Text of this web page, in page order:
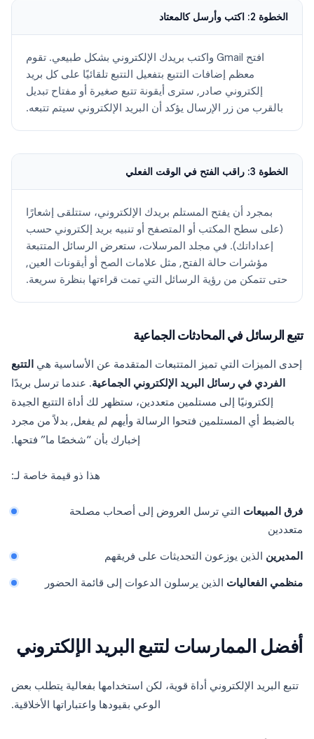
الخطوة 2: اكتب وأرسل كالمعتاد
افتح Gmail واكتب بريدك الإلكتروني بشكل طبيعي. تقوم
معظم إضافات التتبع بتفعيل التتبع تلقائيًا على كل بريد
إلكتروني صادر, سترى أيقونة تتبع صغيرة أو مفتاح تبديل
بالقرب من زر الإرسال يؤكد أن البريد الإلكتروني سيتم تتبعه.
الخطوة 3: راقب الفتح في الوقت الفعلي
بمجرد أن يفتح المستلم بريدك الإلكتروني، ستتلقى إشعارًا
(على سطح المكتب أو المتصفح أو تنبيه بريد إلكتروني حسب
إعداداتك). في مجلد المرسلات، ستعرض الرسائل المتتبعة
مؤشرات حالة الفتح, مثل علامات الصح أو أيقونات العين,
حتى تتمكن من رؤية الرسائل التي تمت قراءتها بنظرة سريعة.
تتبع الرسائل في المحادثات الجماعية
إحدى الميزات التي تميز المتتبعات المتقدمة عن الأساسية هي التتبع
الفردي في رسائل البريد الإلكتروني الجماعية. عندما ترسل بريدًا
إلكترونيًا إلى مستلمين متعددين، ستظهر لك أداة التتبع الجيدة
بالضبط أي المستلمين فتحوا الرسالة وأيهم لم يفعل, بدلاً من مجرد
إخبارك بأن “شخصًا ما” فتحها.
هذا ذو قيمة خاصة لـ:
فرق المبيعات التي ترسل العروض إلى أصحاب مصلحة
متعددين
المديرين الذين يوزعون التحديثات على فريقهم
منظمي الفعاليات الذين يرسلون الدعوات إلى قائمة الحضور
أفضل الممارسات لتتبع البريد الإلكتروني
تتبع البريد الإلكتروني أداة قوية، لكن استخدامها بفعالية يتطلب بعض
الوعي بقيودها واعتباراتها الأخلاقية.